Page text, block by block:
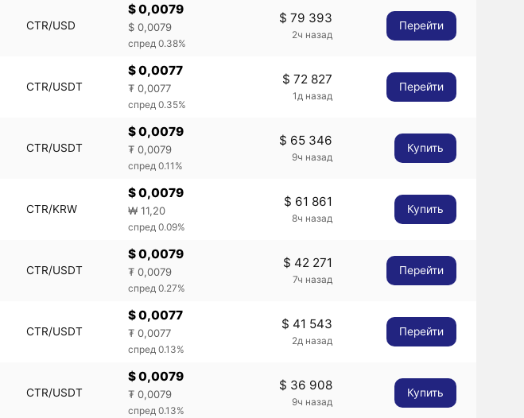
CTR/USD
$ 0,0079
$ 0,0079
спред 0.38%
$ 79 393
2ч назад
Перейти
CTR/USDT
$ 0,0077
₮ 0,0077
спред 0.35%
$ 72 827
1д назад
Перейти
CTR/USDT
$ 0,0079
₮ 0,0079
спред 0.11%
$ 65 346
9ч назад
Купить
CTR/KRW
$ 0,0079
₩ 11,20
спред 0.09%
$ 61 861
8ч назад
Купить
CTR/USDT
$ 0,0079
₮ 0,0079
спред 0.27%
$ 42 271
7ч назад
Перейти
CTR/USDT
$ 0,0077
₮ 0,0077
спред 0.13%
$ 41 543
2д назад
Перейти
CTR/USDT
$ 0,0079
₮ 0,0079
спред 0.13%
$ 36 908
9ч назад
Купить